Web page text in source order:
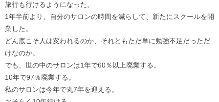
旅行も行けるようになった。
1年半前より、自分のサロンの時間を減らして、新たにスクールを開
業した。
どん底こそ人は変われるのか、それともただ単に勉強不足だっただ
けなのか。
でも、世の中のサロンは1年で60％以上廃業する。
10年で97％廃業する。
私のサロンは今年で丸7年を迎える。